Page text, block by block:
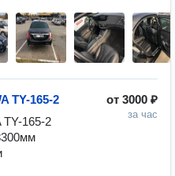
от 3000 ₽
за час
TY-165-2
165-2